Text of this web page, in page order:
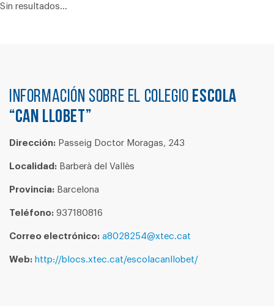
Sin resultados...
Información sobre el colegio ESCOLA
“CAN LLOBET”
Dirección: Passeig Doctor Moragas, 243
Localidad: Barberà del Vallès
Provincia: Barcelona
Teléfono: 937180816
Correo electrónico: a8028254@xtec.cat
Web: http://blocs.xtec.cat/escolacanllobet/